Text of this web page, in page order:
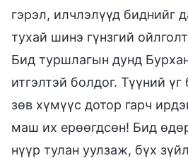
гэрэл, илчлэлүүд биднийг
тухай шинэ гүнзгий
Бид туршлагын дунд
итгэлтэй болдог. Түүний үг
зөв хүмүүс дотор гарч
маш их ерөөгдсөн! Бид
нүүр тулан уулзаж, бүх